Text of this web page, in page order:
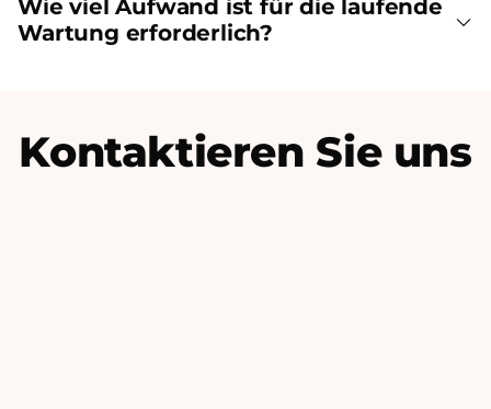
Wie viel Aufwand ist für die laufende
Wartung erforderlich?
Kontaktieren Sie uns